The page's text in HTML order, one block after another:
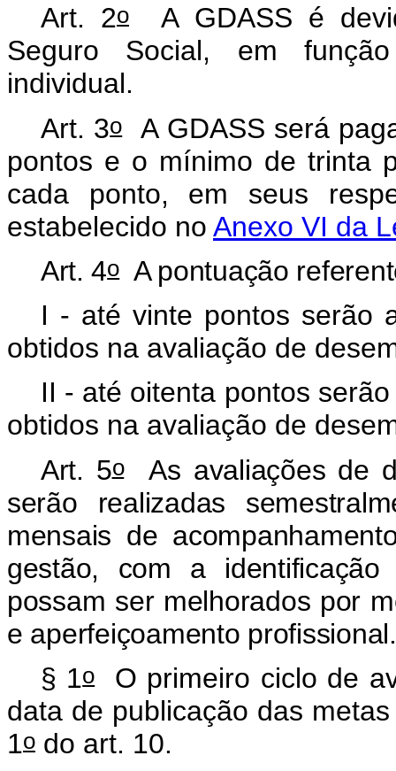
Art. 2oA GDASS é
Seguro Social, em
individual.
Art. 3oA GDASS será
pontos e o mínimo de trinta
cada ponto, em seus
estabelecido no Anexo VI da
Art. 4oA pontuação
I - até vinte pontos serão
obtidos na avaliação de
II - até oitenta pontos
obtidos na avaliação de
Art. 5oAs avaliações de
serão realizadas
mensais de
gestão, com a
possam ser melhorados por
e aperfeiçoamento profissional.
§ 1oO primeiro ciclo de
data de publicação das
1o do art. 10.